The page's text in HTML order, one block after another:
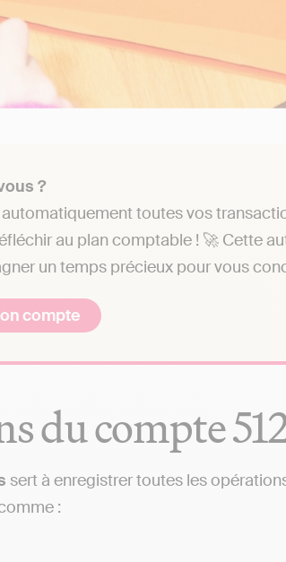
?
toutes vos
au plan comptable ! 🚀 Cette
un temps précieux pour vous
compte
du compte
sert à enregistrer toutes les
: